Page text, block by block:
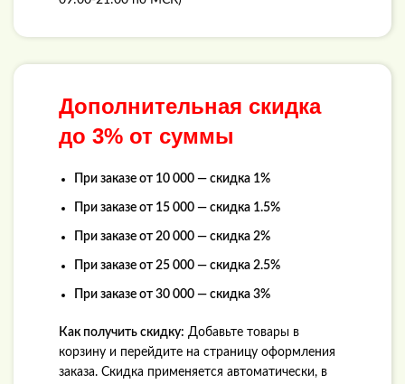
Дополнительная скидка
до 3% от суммы
При заказе от 10 000 — скидка 1%
При заказе от 15 000 — скидка 1.5%
При заказе от 20 000 — скидка 2%
При заказе от 25 000 — скидка 2.5%
При заказе от 30 000 — скидка 3%
Как получить скидку: Добавьте товары в
корзину и перейдите на страницу оформления
заказа. Скидка применяется автоматически, в